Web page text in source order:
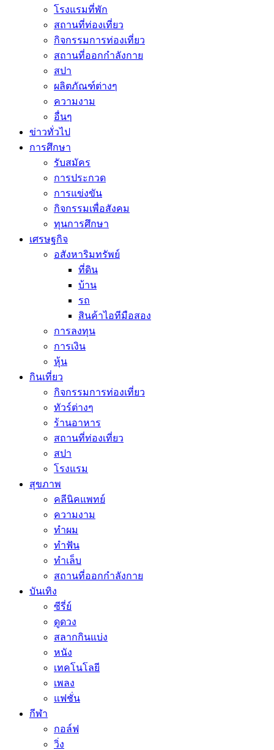
โรงแรมที่พัก
สถานที่ท่องเที่ยว
กิจกรรมการท่องเที่ยว
สถานที่ออกกำลังกาย
สปา
ผลิตภัณฑ์ต่างๆ
ความงาม
อื่นๆ
ข่าวทั่วไป
การศึกษา
รับสมัคร
การประกวด
การแข่งขัน
กิจกรรมเพื่อสังคม
ทุนการศึกษา
เศรษฐกิจ
อสังหาริมทรัพย์
ที่ดิน
บ้าน
รถ
สินค้าไอทีมือสอง
การลงทุน
การเงิน
หุ้น
กินเที่ยว
กิจกรรมการท่องเที่ยว
ทัวร์ต่างๆ
ร้านอาหาร
สถานที่ท่องเที่ยว
สปา
โรงแรม
สุขภาพ
คลีนิคแพทย์
ความงาม
ทำผม
ทำฟัน
ทำเล็บ
สถานที่ออกกำลังกาย
บันเทิง
ซีรี่ย์
ดูดวง
สลากกินแบ่ง
หนัง
เทคโนโลยี
เพลง
แฟชั่น
กีฬา
กอล์ฟ
วิ่ง